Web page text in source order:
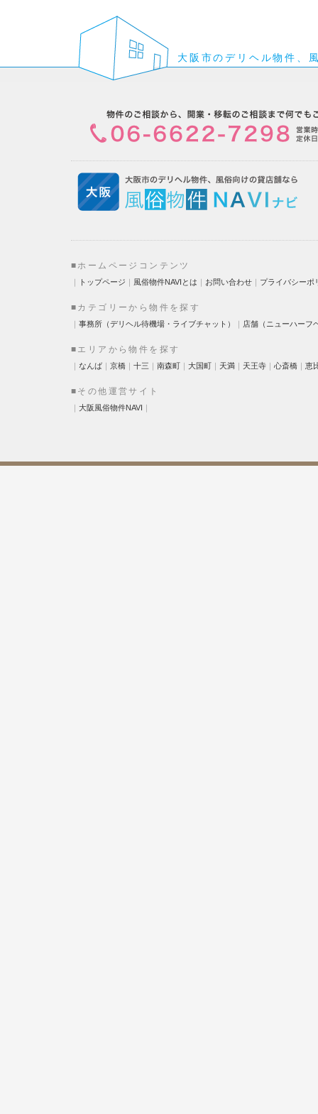
大阪市のデリヘル物件、
■ホームページコンテンツ
｜ トップページ ｜ 風俗物件NAVIとは ｜ お問い合わせ ｜ プライバシーポ
■カテゴリーから物件を探す
｜ 事務所（デリヘル待機場・ライブチャット） ｜ 店舗（ニューハーフ
■エリアから物件を探す
｜ なんば ｜ 京橋 ｜ 十三 ｜ 南森町 ｜ 大国町 ｜ 天満 ｜ 天王寺 ｜ 心斎橋 ｜ 恵
■その他運営サイト
｜ 大阪風俗物件NAVI ｜